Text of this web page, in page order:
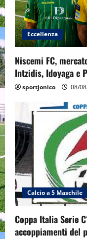
Eccellenza
Niscemi FC,
Intzidis, Idoyaga e
sportjonico 08/
Calcio a 5 Maschile
Coppa Italia Serie
accoppiamenti del